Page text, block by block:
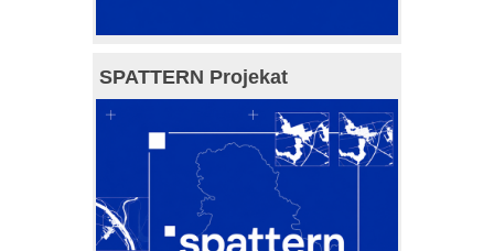
SPATTERN Projekat